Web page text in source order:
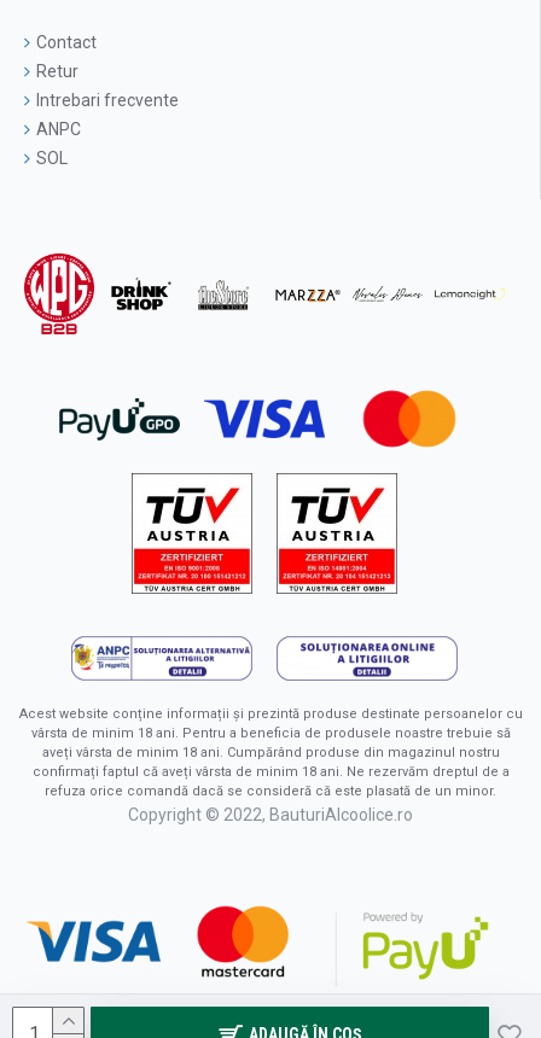
ADAUGĂ ÎN COŞ
Contact
Retur
Intrebari frecvente
ANPC
SOL
Acest website conține informații și prezintă produse destinate persoanelor cu
vârsta de minim 18 ani. Pentru a beneficia de produsele noastre trebuie să
aveți vârsta de minim 18 ani. Cumpărând produse din magazinul nostru
confirmați faptul că aveți vârsta de minim 18 ani. Ne rezervăm dreptul de a
refuza orice comandă dacă se consideră că este plasată de un minor.
Copyright © 2022, BauturiAlcoolice.ro